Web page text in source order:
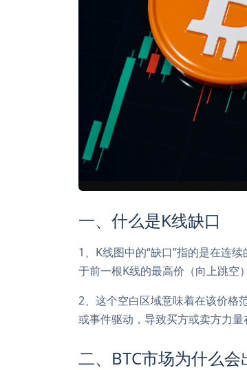
一、什么是K线缺口
1、K线图中的“缺口”指的是在连
于前一根K线的最高价（向上跳空
2、这个空白区域意味着在该价格
或事件驱动，导致买方或卖方力量
二、BTC市场为什么会